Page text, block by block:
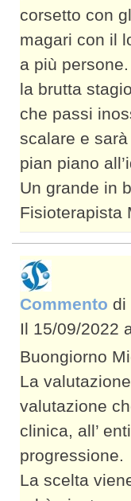
corsetto con
magari con il
a più
la brutta
che passi
scalare e
pian piano
Un grande in
Fisioterapista
Commento di
Il 15/09/2022
Buongiorno
La
valutazione
clinica, all’
progressione.
La scelta